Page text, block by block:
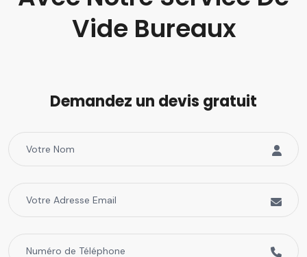
Vide Bureaux
Demandez un devis gratuit